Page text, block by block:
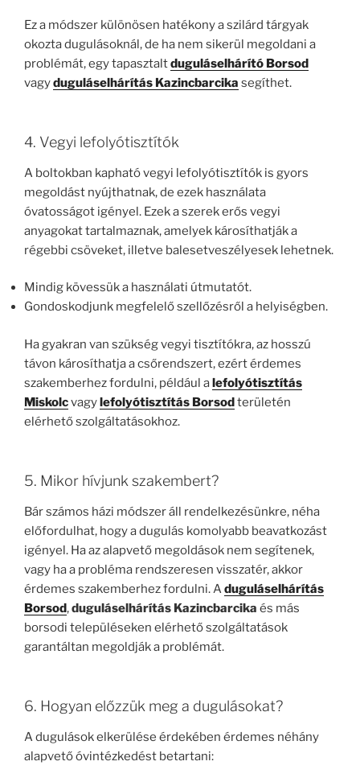
Ez a módszer különösen hatékony a szilárd tárgyak
okozta dugulásoknál, de ha nem sikerül megoldani a
problémát, egy tapasztaltduguláselhárító Borsod
vagyduguláselhárítás Kazincbarcika segíthet.
4. Vegyi lefolyótisztítók
A boltokban kapható vegyi lefolyótisztítók is gyors
megoldást nyújthatnak, de ezek használata
óvatosságot igényel. Ezek a szerek erős vegyi
anyagokat tartalmaznak, amelyek károsíthatják a
régebbi csöveket, illetve balesetveszélyesek lehetnek.
Mindig kövessük a használati útmutatót.
Gondoskodjunk megfelelő szellőzésről a helyiségben.
Ha gyakran van szükség vegyi tisztítókra, az hosszú
távon károsíthatja a csőrendszert, ezért érdemes
szakemberhez fordulni, például alefolyótisztítás
Miskolcvagylefolyótisztítás Borsodterületén
elérhető szolgáltatásokhoz.
5. Mikor hívjunk szakembert?
Bár számos házi módszer áll rendelkezésünkre, néha
előfordulhat, hogy a dugulás komolyabb beavatkozást
igényel. Ha az alapvető megoldások nem segítenek,
vagy ha a probléma rendszeresen visszatér, akkor
érdemes szakemberhez fordulni. Aduguláselhárítás
Borsod,duguláselhárítás Kazincbarcika és más
borsodi településeken elérhető szolgáltatások
garantáltan megoldják a problémát.
6. Hogyan előzzük meg a dugulásokat?
A dugulások elkerülése érdekében érdemes néhány
alapvető óvintézkedést betartani: